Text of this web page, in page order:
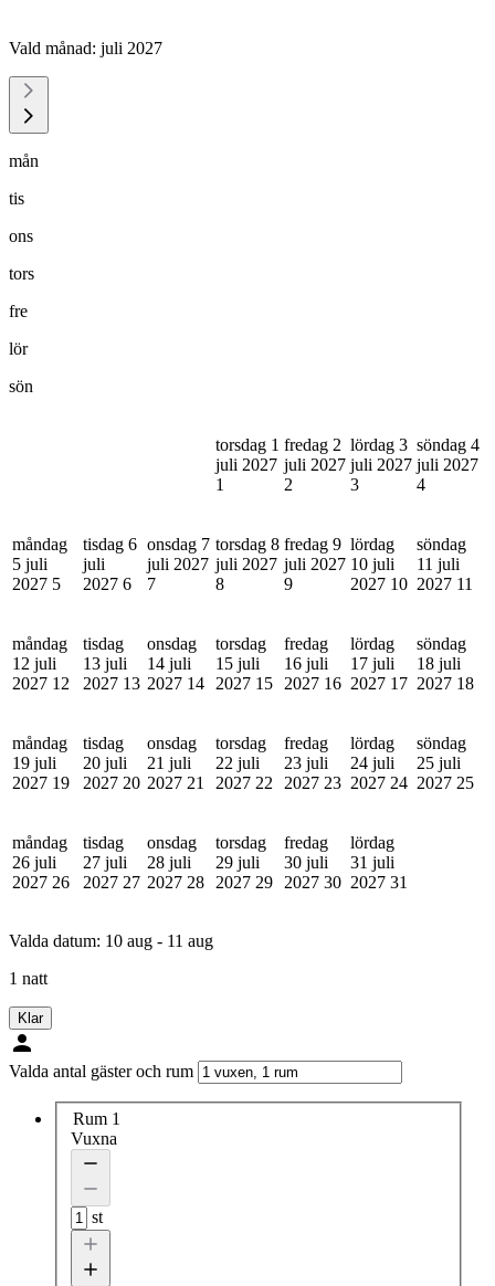
Vald månad: juli 2027
mån
tis
ons
tors
fre
lör
sön
torsdag 1
juli 2027
1
fredag 2
juli 2027
2
lördag 3
juli 2027
3
söndag 4
juli 2027
4
måndag
5 juli
2027 5
tisdag 6
juli
2027 6
onsdag 7
juli 2027
7
torsdag 8
juli 2027
8
fredag 9
juli 2027
9
lördag
10 juli
2027 10
söndag
11 juli
2027 11
måndag
12 juli
2027 12
tisdag
13 juli
2027 13
onsdag
14 juli
2027 14
torsdag
15 juli
2027 15
fredag
16 juli
2027 16
lördag
17 juli
2027 17
söndag
18 juli
2027 18
måndag
19 juli
2027 19
tisdag
20 juli
2027 20
onsdag
21 juli
2027 21
torsdag
22 juli
2027 22
fredag
23 juli
2027 23
lördag
24 juli
2027 24
söndag
25 juli
2027 25
måndag
26 juli
2027 26
tisdag
27 juli
2027 27
onsdag
28 juli
2027 28
torsdag
29 juli
2027 29
fredag
30 juli
2027 30
lördag
31 juli
2027 31
Valda datum: 10 aug - 11 aug
1 natt
Klar
Valda antal gäster och rum
Rum 1
Vuxna
st